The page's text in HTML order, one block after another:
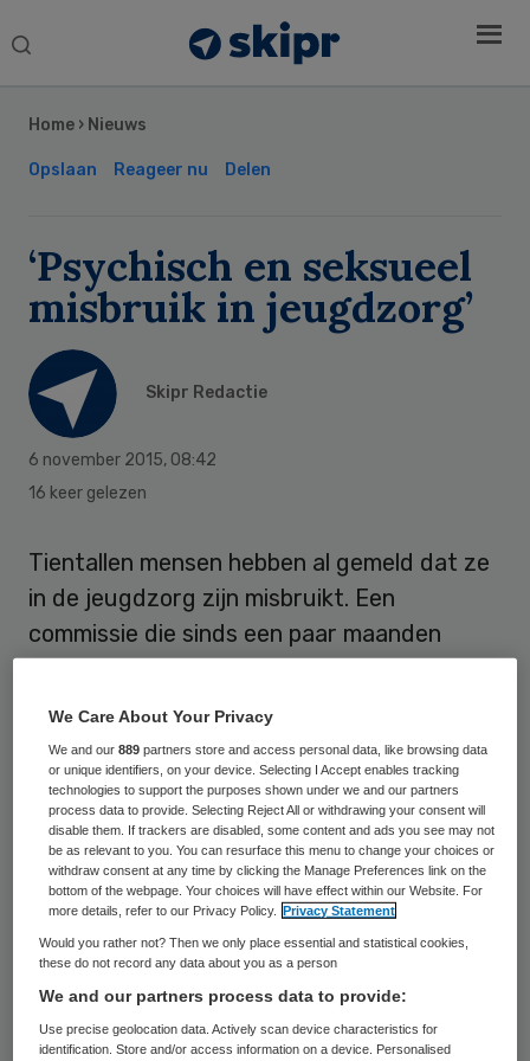
Search
Home › Nieuws
Opslaan Reageer nu Delen
‘Psychisch en seksueel
misbruik in jeugdzorg’
Skipr Redactie
6 november 2015, 08:42
16 keer gelezen
Tientallen mensen hebben al gemeld dat ze
in de jeugdzorg zijn misbruikt. Een
commissie die sinds een paar maanden
zeventig meldingen gekregen. De
slachtoffers zeggen ,,dat er vaak langdurig
sprake was van een combinatie van
psychisch en fysiek geweld, in combinatie
met seksueel misbruik”, meldde de
commissie vrijdag.
De commissie staat onder leiding van Micha
de Winter. Hij is hoogleraar
maatschappelijke opvoedingsvraagstukken
aan de Universiteit Utrecht. De Winter en
Sidebar
We Care About Your Privacy
We and our889 partners store and access personal data, like browsing data
or unique identifiers, on your device. Selecting I Accept enables tracking
technologies to support the purposes shown under we and our partners
process data to provide. Selecting Reject All or withdrawing your consent will
disable them. If trackers are disabled, some content and ads you see may not
be as relevant to you. You can resurface this menu to change your choices or
withdraw consent at any time by clicking the Manage Preferences link on the
bottom of the webpage. Your choices will have effect within our Website. For
more details, refer to our Privacy Policy.
Privacy Statement
Would you rather not? Then we only place essential and statistical cookies,
these do not record any data about you as a person
We and our partners process data to provide:
Use precise geolocation data. Actively scan device characteristics for
identification. Store and/or access information on a device. Personalised